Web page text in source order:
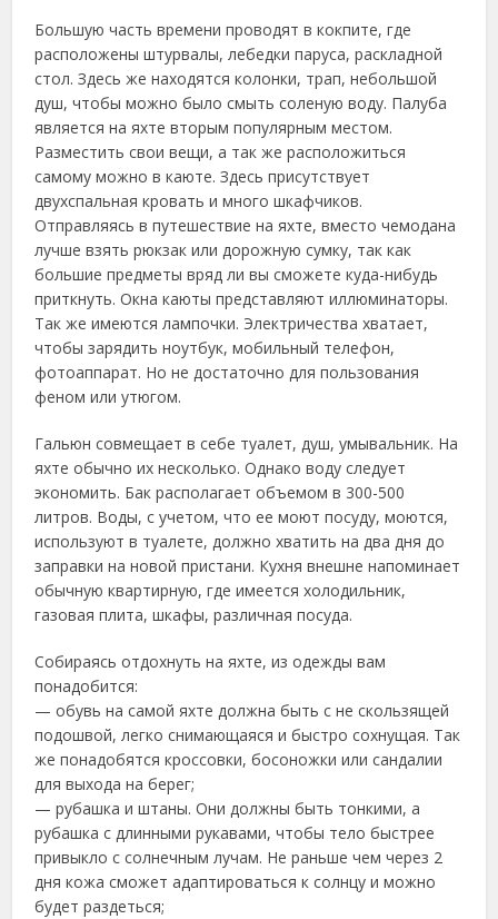
Большую часть времени проводят в кокпите, где
расположены штурвалы, лебедки паруса, раскладной
стол. Здесь же находятся колонки, трап, небольшой
душ, чтобы можно было смыть соленую воду. Палуба
является на яхте вторым популярным местом.
Разместить свои вещи, а так же расположиться
самому можно в каюте. Здесь присутствует
двухспальная кровать и много шкафчиков.
Отправляясь в путешествие на яхте, вместо чемодана
лучше взять рюкзак или дорожную сумку, так как
большие предметы вряд ли вы сможете куда-нибудь
приткнуть. Окна каюты представляют иллюминаторы.
Так же имеются лампочки. Электричества хватает,
чтобы зарядить ноутбук, мобильный телефон,
фотоаппарат. Но не достаточно для пользования
феном или утюгом.
Гальюн совмещает в себе туалет, душ, умывальник. На
яхте обычно их несколько. Однако воду следует
экономить. Бак располагает объемом в 300-500
литров. Воды, с учетом, что ее моют посуду, моются,
используют в туалете, должно хватить на два дня до
заправки на новой пристани. Кухня внешне напоминает
обычную квартирную, где имеется холодильник,
газовая плита, шкафы, различная посуда.
Собираясь отдохнуть на яхте, из одежды вам
понадобится:
— обувь на самой яхте должна быть с не скользящей
подошвой, легко снимающаяся и быстро сохнущая. Так
же понадобятся кроссовки, босоножки или сандалии
для выхода на берег;
— рубашка и штаны. Они должны быть тонкими, а
рубашка с длинными рукавами, чтобы тело быстрее
привыкло с солнечным лучам. Не раньше чем через 2
дня кожа сможет адаптироваться к солнцу и можно
будет раздеться;